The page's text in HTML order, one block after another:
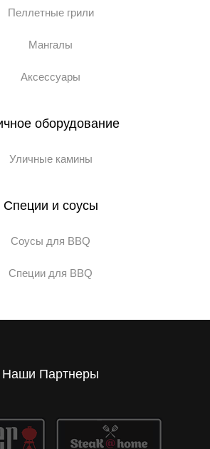
Пеллетные грили
Мангалы
Аксессуары
оборудование
Уличные камины
Специи и соусы
Соусы для BBQ
Специи для BBQ
Наши Партнеры